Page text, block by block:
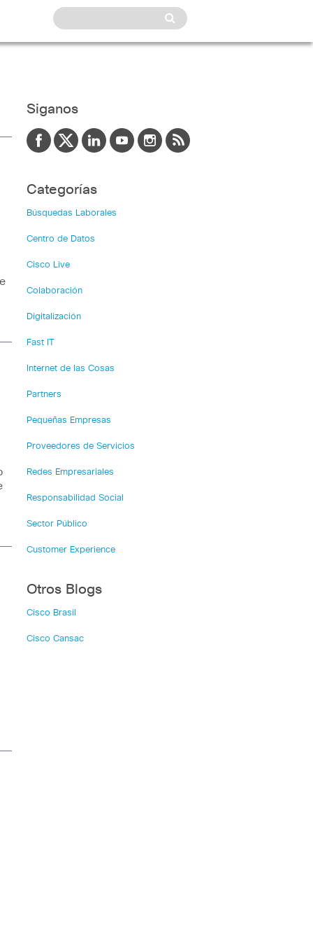
Siganos
Categorías
Búsquedas Laborales
Centro de Datos
Cisco Live
Colaboración
Digitalización
Fast IT
Internet de las Cosas
Partners
Pequeñas Empresas
Proveedores de Servicios
Redes Empresariales
Responsabilidad Social
Sector Público
Customer Experience
Otros Blogs
Cisco Brasil
Cisco Cansac